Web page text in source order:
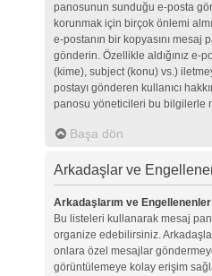
panosunun sunduğu e-posta
korunmak için birçok önlemi
e-postanın bir kopyasını mesaj
gönderin. Özellikle aldığınız e-
(kime), subject (konu) vs.)
postayı gönderen kullanıcı
panosu yöneticileri bu bilgilerle
Başa dön
Arkadaşlar ve
Arkadaşlarım ve
Bu listeleri kullanarak mesaj
organize edebilirsiniz.
onlara özel mesajlar
görüntülemeye kolay erişim